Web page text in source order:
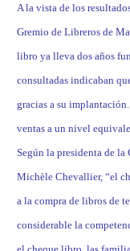
A la vista de los
Gremio de Libreros de
libro ya lleva dos años
consultadas indicaban
gracias a su
ventas a un nivel
Según la presidenta de la
Michèle Chevallier, “el
a la compra de libros de
considerable la